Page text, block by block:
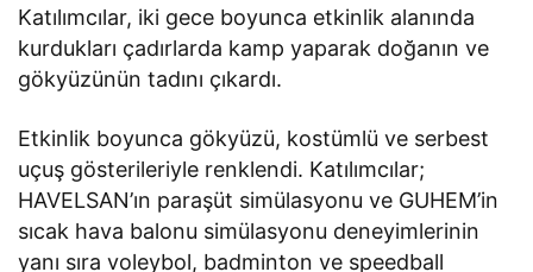
Katılımcılar, iki gece boyunca etkinlik alanında
kurdukları çadırlarda kamp yaparak doğanın ve
gökyüzünün tadını çıkardı.
Etkinlik boyunca gökyüzü, kostümlü ve serbest
uçuş gösterileriyle renklendi. Katılımcılar;
HAVELSAN’ın paraşüt simülasyonu ve GUHEM’in
sıcak hava balonu simülasyonu deneyimlerinin
yanı sıra voleybol, badminton ve speedball